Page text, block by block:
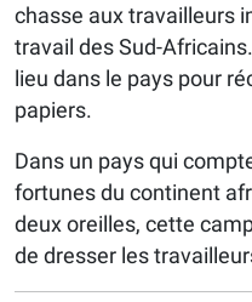
chasse aux travailleurs
travail des Sud-
lieu dans le pays pour
papiers.
Dans un pays qui
fortunes du continent
deux oreilles, cette
de dresser les